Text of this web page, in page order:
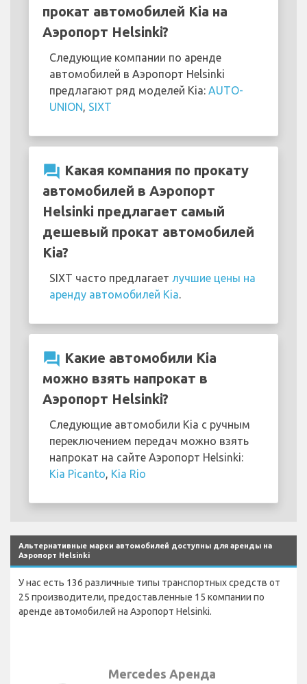
прокат автомобилей Kia на
Аэропорт Helsinki?
Следующие компании по аренде
автомобилей в Аэропорт Helsinki
предлагают ряд моделей Kia: AUTO-
UNION, SIXT
question_answer Какая компания по прокату
автомобилей в Аэропорт
Helsinki предлагает самый
дешевый прокат автомобилей
Kia?
SIXT часто предлагает лучшие цены на
аренду автомобилей Kia.
question_answer Какие автомобили Kia
можно взять напрокат в
Аэропорт Helsinki?
Следующие автомобили Kia с ручным
переключением передач можно взять
напрокат на сайте Аэропорт Helsinki:
Kia Picanto, Kia Rio
Альтернативные марки автомобилей доступны для аренды на
Аэропорт Helsinki
У нас есть 136 различные типы транспортных средств от
25 производители, предоставленные 15 компании по
аренде автомобилей на Аэропорт Helsinki.
Mercedes Аренда